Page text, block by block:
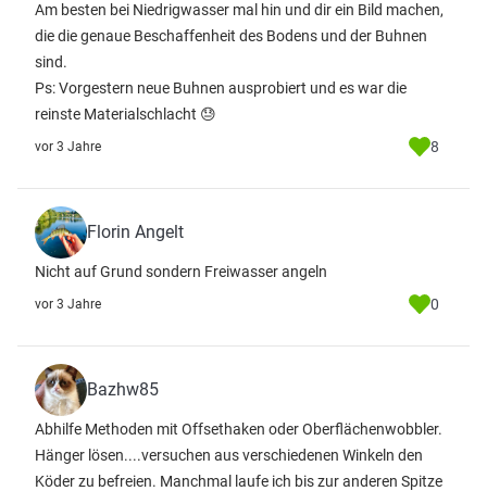
Am besten bei Niedrigwasser mal hin und dir ein Bild machen,
die die genaue Beschaffenheit des Bodens und der Buhnen
sind.
Ps: Vorgestern neue Buhnen ausprobiert und es war die
reinste Materialschlacht 😓
vor 3 Jahre 8
Florin Angelt
Nicht auf Grund sondern Freiwasser angeln
vor 3 Jahre 0
Bazhw85
Abhilfe Methoden mit Offsethaken oder Oberflächenwobbler.
Hänger lösen....versuchen aus verschiedenen Winkeln den
Köder zu befreien. Manchmal laufe ich bis zur anderen Spitze